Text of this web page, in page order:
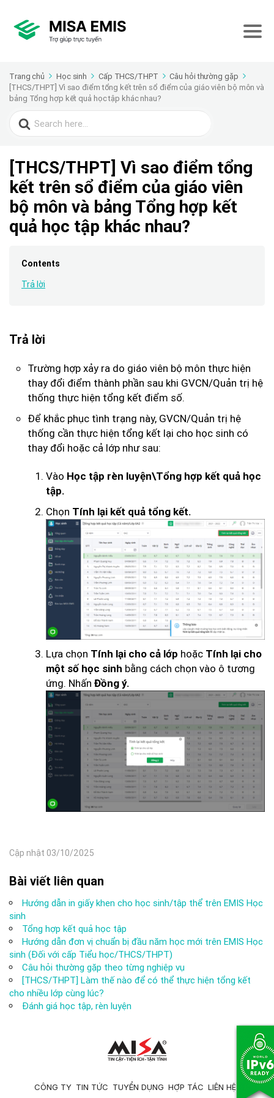
Trang chủ Học sinh Cấp THCS/THPT
Câu hỏi thường gặp
[THCS/THPT] Vì sao điểm tổng kết trên sổ điểm của giáo viên bộ môn và
bảng Tổng hợp kết quả học tập khác nhau?
Search
for:
[THCS/THPT] Vì sao điểm tổng
kết trên sổ điểm của giáo viên
bộ môn và bảng Tổng hợp kết
quả học tập khác nhau?
Contents
Trả lời
Trả lời
Trường hợp xảy ra do giáo viên bộ môn thực hiện
thay đổi điểm thành phần sau khi GVCN/Quản trị hệ
thống thực hiện tổng kết điểm số.
Để khắc phục tình trạng này, GVCN/Quản trị hệ
thống cần thực hiện tổng kết lại cho học sinh có
thay đổi hoặc cả lớp như sau:
Vào Học tập rèn luyện\Tổng hợp kết quả học
tập.
Chọn Tính lại kết quả tổng kết.
Lựa chọn Tính lại cho cả lớp hoặc Tính lại cho
một số học sinh bằng cách chọn vào ô tương
ứng. Nhấn Đồng ý.
Cập nhật 03/10/2025
Bài viết liên quan
Hướng dẫn in giấy khen cho học sinh/tập thể trên EMIS Học
sinh
Tổng hợp kết quả học tập
Hướng dẫn đơn vị chuẩn bị đầu năm học mới trên EMIS Học
sinh (Đối với cấp Tiểu học/THCS/THPT)
Câu hỏi thường gặp theo từng nghiệp vụ
[THCS/THPT] Làm thế nào để có thể thực hiện tổng kết
cho nhiều lớp cùng lúc?
Đánh giá học tập, rèn luyện
CÔNG TY TIN TỨC TUYỂN DỤNG HỢP TÁC LIÊN HỆ